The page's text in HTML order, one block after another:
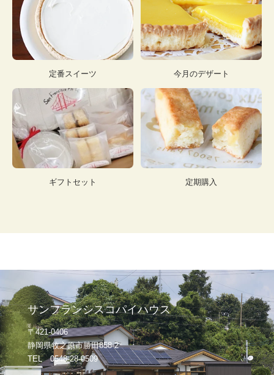
定番スイーツ 今月のデザート
ギフトセット 定期購入
サンフランシスコパイハウス
〒421-0406
静岡県牧之原市勝田858-2
TEL 0548-28-0509